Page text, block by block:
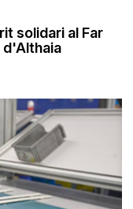
solidari al Far
d'Althaia